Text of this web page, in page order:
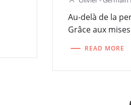
Au-delà de la
Grâce aux
READ MORE